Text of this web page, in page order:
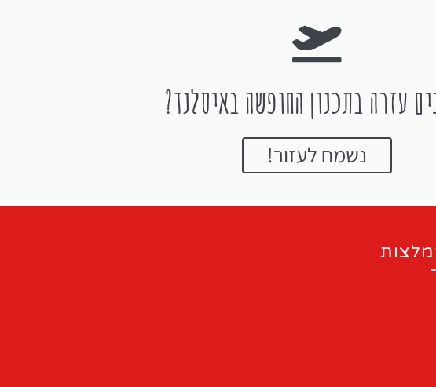
עזרה בתכנון החופשה באיסלנד?
נשמח לעזור!